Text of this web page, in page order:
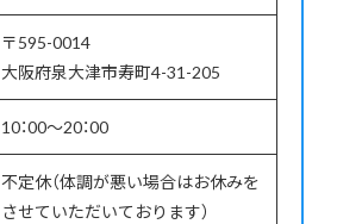
〒595-0014
大阪府泉大津市寿町4-31-205
10：00～20：00
不定休（体調が悪い場合はお休みを
させていただいております）